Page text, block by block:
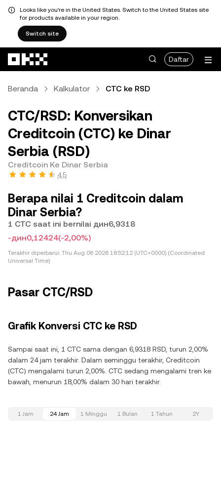
Looks like you're in the United States. Switch to the United States site
for products available in your region.
Switch site
Daftar
Beranda Kalkulator CTC ke RSD
CTC/RSD: Konversikan
Creditcoin (CTC) ke Dinar
Serbia (RSD)
Creditcoin Ke Dinar Serbia
4,5
Berapa nilai 1 Creditcoin dalam
Dinar Serbia?
1 CTC saat ini bernilai дин6,9318
-дин0,12424(-2,00%)
Terakhir diperbarui: Thu Aug 06 2026 18:52:12 (UTC+0000) (Coordinated
Universal Time)
Pasar CTC/RSD
Grafik Konversi CTC ke RSD
Sampai saat ini, 1 CTC sama dengan 6,9318 RSD, turun 2,00%
dalam 24 jam terakhir. Dalam seminggu terakhir, Creditcoin
(CTC) mengalami turun 2,00%. CTC sedang mengalami tren ke
bawah, menurun 18,00% dalam 30 hari terakhir.
1 Jam 24 Jam 1 Minggu 1 Bulan 1 Tahun 2Y